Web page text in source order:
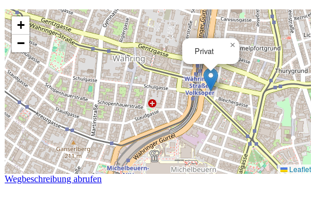
Privat
×
+
−
Leaflet
Wegbeschreibung abrufen